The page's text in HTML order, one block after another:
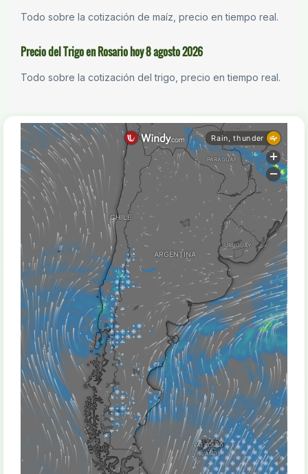
Todo sobre la cotización de maíz, precio en tiempo real.
Precio del Trigo en Rosario hoy 8 agosto 2026
Todo sobre la cotización del trigo, precio en tiempo real.